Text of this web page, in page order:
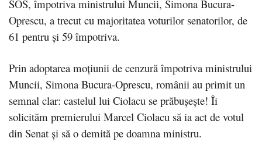
SOS, împotriva ministrului Muncii, Simona Bucura-
Oprescu, a trecut cu majoritatea voturilor senatorilor, de
61 pentru și 59 împotriva.
Prin adoptarea moțiunii de cenzură împotriva ministrului
Muncii, Simona Bucura-Oprescu, românii au primit un
semnal clar: castelul lui Ciolacu se prăbușește! Îi
solicităm premierului Marcel Ciolacu să ia act de votul
din Senat și să o demită pe doamna ministru.